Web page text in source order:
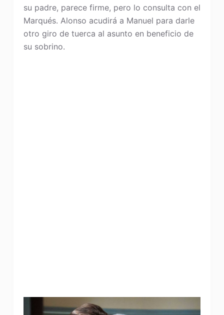
su padre, parece firme, pero lo consulta con el
Marqués. Alonso acudirá a Manuel para darle
otro giro de tuerca al asunto en beneficio de
su sobrino.